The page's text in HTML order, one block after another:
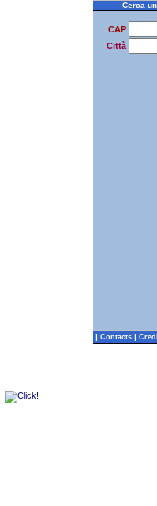
Cerca
CAP
Città
| Contacts |